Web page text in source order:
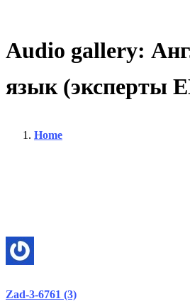
Audio gallery:
язык (эксперты
Home
Zad-3-6761 (3)